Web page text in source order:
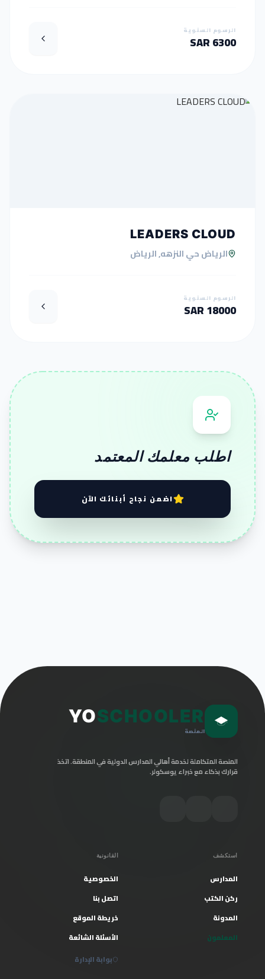
الرسوم السنوية
6300 SAR
LEADERS CLOUD
الرياض حي النزهه, الرياض
الرسوم السنوية
18000 SAR
اطلب معلمك المعتمد
اضمن نجاح أبنائك الآن
YOSCHOOLER
المنصة
المنصة المتكاملة لخدمة أهالي المدارس الدولية في المنطقة. اتخذ
قرارك بذكاء مع خبراء يوسكولر.
استكشف
المدارس
ركن الكتب
المدونة
المعلمون
القانونية
الخصوصية
اتصل بنا
خريطة الموقع
الأسئلة الشائعة
بوابة الإدارة